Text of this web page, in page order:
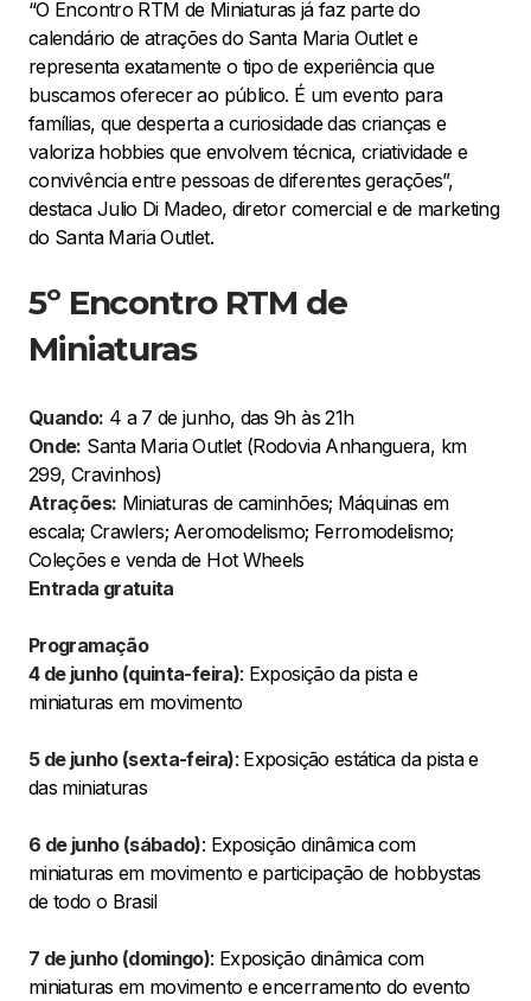
“O Encontro RTM de Miniaturas já faz parte do
calendário de atrações do Santa Maria Outlet e
representa exatamente o tipo de experiência que
buscamos oferecer ao público. É um evento para
famílias, que desperta a curiosidade das crianças e
valoriza hobbies que envolvem técnica, criatividade e
convivência entre pessoas de diferentes gerações”,
destaca Julio Di Madeo, diretor comercial e de marketing
do Santa Maria Outlet.
5º Encontro RTM de
Miniaturas
Quando: 4 a 7 de junho, das 9h às 21h
Onde: Santa Maria Outlet (Rodovia Anhanguera, km
299, Cravinhos)
Atrações: Miniaturas de caminhões; Máquinas em
escala; Crawlers; Aeromodelismo; Ferromodelismo;
Coleções e venda de Hot Wheels
Entrada gratuita
Programação
4 de junho (quinta-feira): Exposição da pista e
miniaturas em movimento
5 de junho (sexta-feira): Exposição estática da pista e
das miniaturas
6 de junho (sábado): Exposição dinâmica com
miniaturas em movimento e participação de hobbystas
de todo o Brasil
7 de junho (domingo): Exposição dinâmica com
miniaturas em movimento e encerramento do evento